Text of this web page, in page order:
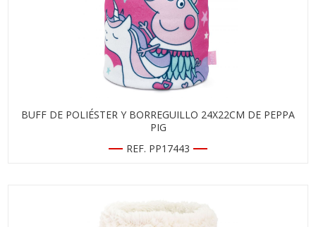
BUFF DE POLIÉSTER Y BORREGUILLO 24X22CM DE PEPPA
PIG
REF. PP17443